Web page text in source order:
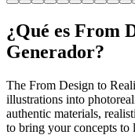
¿Qué es From
Generador?
The From Design to
illustrations into
authentic materials,
to bring your concepts to